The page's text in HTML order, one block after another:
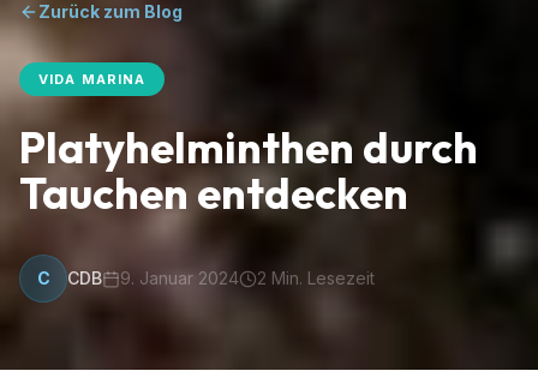
Zurück zum Blog
VIDA MARINA
Platyhelminthen durch
Tauchen entdecken
C CDB 9. Januar 2024 2 Min. Lesezeit